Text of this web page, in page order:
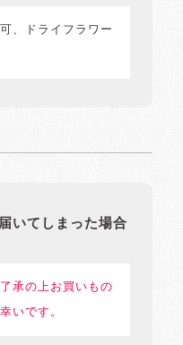
、ドライフラワー
いてしまった場合
承の上お買いもの
いです。